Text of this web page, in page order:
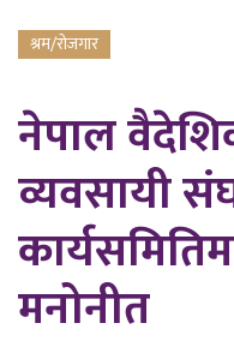
श्रम/रोजगार
नेपाल
व्यवसायी
मनोनीत